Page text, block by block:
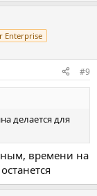
Enterprise
#9
делается для
времени на